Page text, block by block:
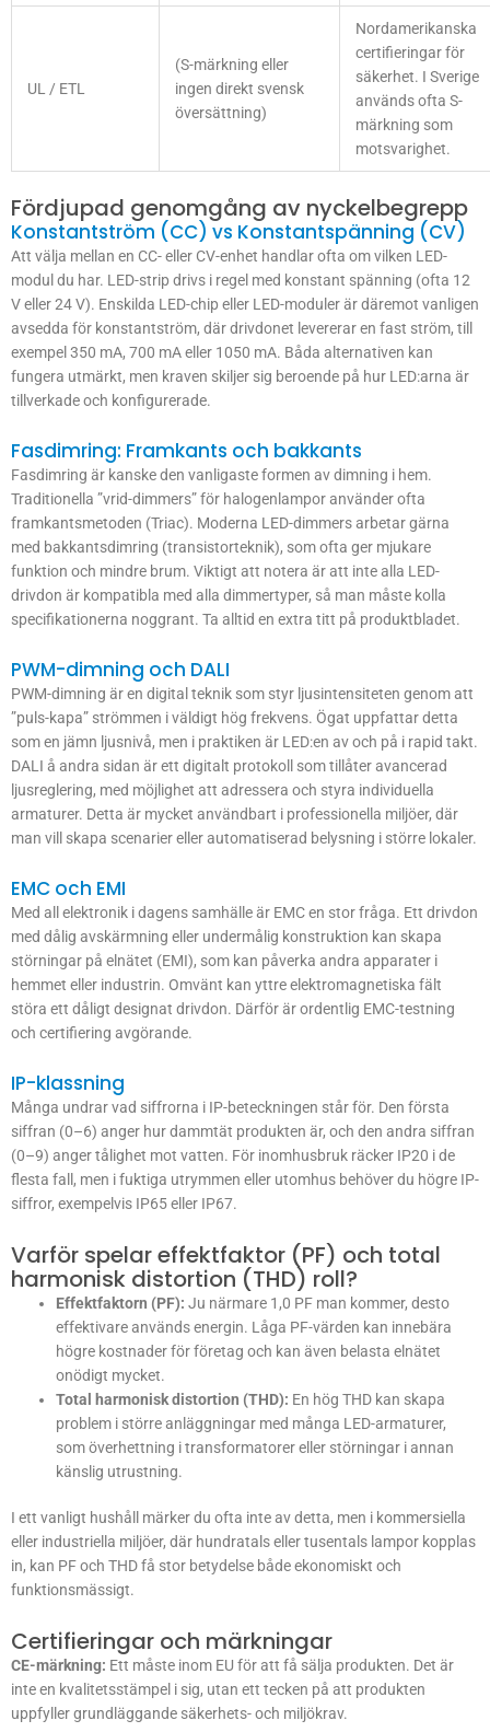
UL / ETL
(S-märkning eller
ingen direkt svensk
översättning)
Nordamerikanska
certifieringar för
säkerhet. I Sverige
används ofta S-
märkning som
motsvarighet.
Fördjupad genomgång av nyckelbegrepp
Konstantström (CC) vs Konstantspänning (CV)
Att välja mellan en CC- eller CV-enhet handlar ofta om vilken LED-
modul du har. LED-strip drivs i regel med konstant spänning (ofta 12
V eller 24 V). Enskilda LED-chip eller LED-moduler är däremot vanligen
avsedda för konstantström, där drivdonet levererar en fast ström, till
exempel 350 mA, 700 mA eller 1050 mA. Båda alternativen kan
fungera utmärkt, men kraven skiljer sig beroende på hur LED:arna är
tillverkade och konfigurerade.
Fasdimring: Framkants och bakkants
Fasdimring är kanske den vanligaste formen av dimning i hem.
Traditionella ”vrid-dimmers” för halogenlampor använder ofta
framkantsmetoden (Triac). Moderna LED-dimmers arbetar gärna
med bakkantsdimring (transistorteknik), som ofta ger mjukare
funktion och mindre brum. Viktigt att notera är att inte alla LED-
drivdon är kompatibla med alla dimmertyper, så man måste kolla
specifikationerna noggrant. Ta alltid en extra titt på produktbladet.
PWM-dimning och DALI
PWM-dimning är en digital teknik som styr ljusintensiteten genom att
”puls-kapa” strömmen i väldigt hög frekvens. Ögat uppfattar detta
som en jämn ljusnivå, men i praktiken är LED:en av och på i rapid takt.
DALI å andra sidan är ett digitalt protokoll som tillåter avancerad
ljusreglering, med möjlighet att adressera och styra individuella
armaturer. Detta är mycket användbart i professionella miljöer, där
man vill skapa scenarier eller automatiserad belysning i större lokaler.
EMC och EMI
Med all elektronik i dagens samhälle är EMC en stor fråga. Ett drivdon
med dålig avskärmning eller undermålig konstruktion kan skapa
störningar på elnätet (EMI), som kan påverka andra apparater i
hemmet eller industrin. Omvänt kan yttre elektromagnetiska fält
störa ett dåligt designat drivdon. Därför är ordentlig EMC-testning
och certifiering avgörande.
IP-klassning
Många undrar vad siffrorna i IP-beteckningen står för. Den första
siffran (0–6) anger hur dammtät produkten är, och den andra siffran
(0–9) anger tålighet mot vatten. För inomhusbruk räcker IP20 i de
flesta fall, men i fuktiga utrymmen eller utomhus behöver du högre IP-
siffror, exempelvis IP65 eller IP67.
Varför spelar effektfaktor (PF) och total
harmonisk distortion (THD) roll?
Effektfaktorn (PF): Ju närmare 1,0 PF man kommer, desto
effektivare används energin. Låga PF-värden kan innebära
högre kostnader för företag och kan även belasta elnätet
onödigt mycket.
Total harmonisk distortion (THD): En hög THD kan skapa
problem i större anläggningar med många LED-armaturer,
som överhettning i transformatorer eller störningar i annan
känslig utrustning.
I ett vanligt hushåll märker du ofta inte av detta, men i kommersiella
eller industriella miljöer, där hundratals eller tusentals lampor kopplas
in, kan PF och THD få stor betydelse både ekonomiskt och
funktionsmässigt.
Certifieringar och märkningar
CE-märkning: Ett måste inom EU för att få sälja produkten. Det är
inte en kvalitetsstämpel i sig, utan ett tecken på att produkten
uppfyller grundläggande säkerhets- och miljökrav.